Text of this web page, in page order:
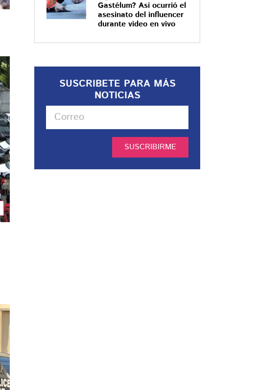
denunciada
Caos en Nueva York y polémica en
EE.UU.: el nuevo giro en los
Gastélum? Así ocurrió el
asesinato del influencer
durante video en vivo
SUSCRIBETE PARA MÁS
NOTICIAS
SUSCRIBIRME